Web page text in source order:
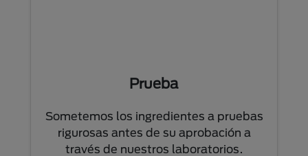
Prueba
Sometemos los ingredientes a pruebas
rigurosas antes de su aprobación a
través de nuestros laboratorios.